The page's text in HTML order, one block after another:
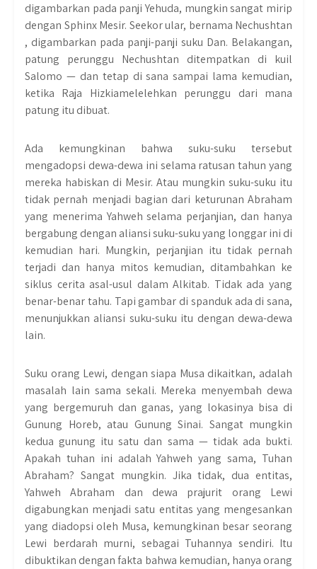
digambarkan pada panji Yehuda, mungkin sangat mirip
dengan Sphinx Mesir. Seekor ular, bernama Nechushtan
, digambarkan pada panji-panji suku Dan. Belakangan,
patung perunggu Nechushtan ditempatkan di kuil
Salomo — dan tetap di sana sampai lama kemudian,
ketika Raja Hizkiamelelehkan perunggu dari mana
patung itu dibuat.
Ada kemungkinan bahwa suku-suku tersebut
mengadopsi dewa-dewa ini selama ratusan tahun yang
mereka habiskan di Mesir. Atau mungkin suku-suku itu
tidak pernah menjadi bagian dari keturunan Abraham
yang menerima Yahweh selama perjanjian, dan hanya
bergabung dengan aliansi suku-suku yang longgar ini di
kemudian hari. Mungkin, perjanjian itu tidak pernah
terjadi dan hanya mitos kemudian, ditambahkan ke
siklus cerita asal-usul dalam Alkitab. Tidak ada yang
benar-benar tahu. Tapi gambar di spanduk ada di sana,
menunjukkan aliansi suku-suku itu dengan dewa-dewa
lain.
Suku orang Lewi, dengan siapa Musa dikaitkan, adalah
masalah lain sama sekali. Mereka menyembah dewa
yang bergemuruh dan ganas, yang lokasinya bisa di
Gunung Horeb, atau Gunung Sinai. Sangat mungkin
kedua gunung itu satu dan sama — tidak ada bukti.
Apakah tuhan ini adalah Yahweh yang sama, Tuhan
Abraham? Sangat mungkin. Jika tidak, dua entitas,
Yahweh Abraham dan dewa prajurit orang Lewi
digabungkan menjadi satu entitas yang mengesankan
yang diadopsi oleh Musa, kemungkinan besar seorang
Lewi berdarah murni, sebagai Tuhannya sendiri. Itu
dibuktikan dengan fakta bahwa kemudian, hanya orang